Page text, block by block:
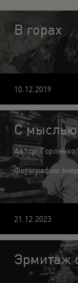
В горах
10.12.2019
С мыслью
Автор: Горленко
Фотографии
21.12.2023
Эрмитаж